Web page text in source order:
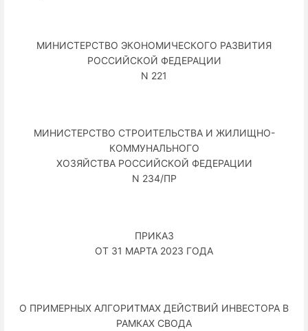
МИНИСТЕРСТВО ЭКОНОМИЧЕСКОГО РАЗВИТИЯ
РОССИЙСКОЙ ФЕДЕРАЦИИ
N 221
МИНИСТЕРСТВО СТРОИТЕЛЬСТВА И ЖИЛИЩНО-
КОММУНАЛЬНОГО
ХОЗЯЙСТВА РОССИЙСКОЙ ФЕДЕРАЦИИ
N 234/ПР
ПРИКАЗ
ОТ 31 МАРТА 2023 ГОДА
О ПРИМЕРНЫХ АЛГОРИТМАХ ДЕЙСТВИЙ ИНВЕСТОРА В
РАМКАХ СВОДА